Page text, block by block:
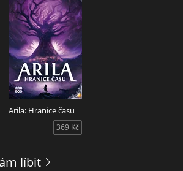
Arila: Hranice času
369 Kč
líbit